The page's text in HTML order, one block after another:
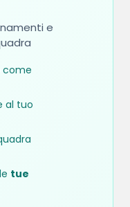
e
come
al tuo
tue